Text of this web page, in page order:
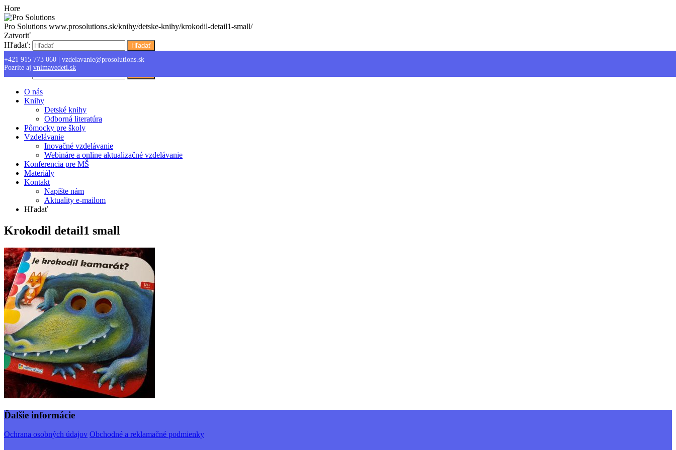
Hore
Pro Solutions www.prosolutions.sk/knihy/detske-knihy/krokodil-detail1-small/
Zatvoriť
Hľadať:
Hľadať
+421 915 773 060
vzdelavanie@prosolutions.sk
Pozrite aj vnimavedeti.sk
Menu
Hľadať:
O nás
Knihy
Detské knihy
Odborná literatúra
Pômocky pre školy
Vzdelávanie
Inovačné vzdelávanie
Webináre a online aktualizačné vzdelávanie
Konferencia pre MŠ
Materiály
Kontakt
Napíšte nám
Aktuality e-mailom
Hľadať
Krokodil detail1 small
Ďalšie informácie
Ochrana osobných údajov Obchodné a reklamačné podmienky